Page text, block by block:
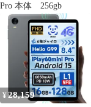
Pro 本体 256gb
¥28,159